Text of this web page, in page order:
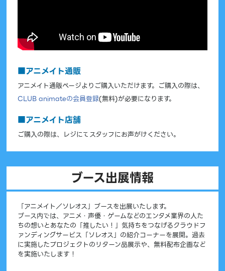
■アニメイト通販
アニメイト通販ページよりご購入いただけます。ご購入の際は、
CLUB animateの会員登録(無料)が必要になります。
■アニメイト店舗
ご購入の際は、レジにてスタッフにお声がけください。
ブース出展情報
「アニメイト／ソレオス」ブースを出展いたします。
ブース内では、アニメ・声優・ゲームなどのエンタメ業界の人た
ちの想いとあなたの「推したい！」気持ちをつなげるクラウドフ
ァンディングサービス「ソレオス」の紹介コーナーを展開。過去
に実施したプロジェクトのリターン品展示や、無料配布企画など
を実施いたします！